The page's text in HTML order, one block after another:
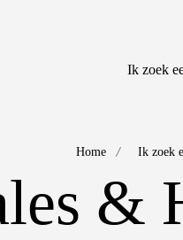
Ik zoek
Home / Ik zoek
&